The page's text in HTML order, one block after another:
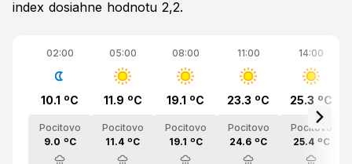
index dosiahne hodnotu 2,2.
02:00
10.1 ºC
Pocitovo
9.0 ºC
05:00
11.9 ºC
Pocitovo
11.4 ºC
08:00
19.1 ºC
Pocitovo
19.1 ºC
11:00
23.3 ºC
Pocitovo
24.6 ºC
14:00
25.3 ºC
Pocitovo
25.4 ºC